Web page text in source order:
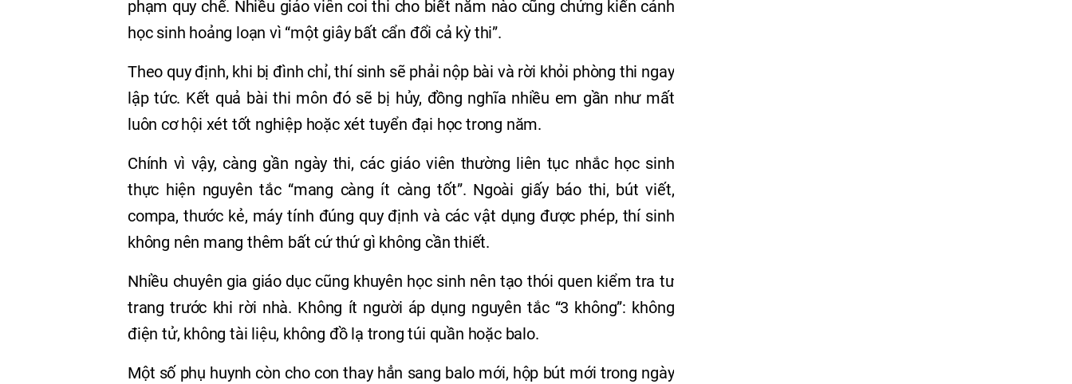
phạm quy chế. Nhiều giáo viên coi thi cho biết năm nào cũng chứng kiến cảnh
học sinh hoảng loạn vì “một giây bất cẩn đổi cả kỳ thi”.
Theo quy định, khi bị đình chỉ, thí sinh sẽ phải nộp bài và rời khỏi phòng thi ngay
lập tức. Kết quả bài thi môn đó sẽ bị hủy, đồng nghĩa nhiều em gần như mất
luôn cơ hội xét tốt nghiệp hoặc xét tuyển đại học trong năm.
Chính vì vậy, càng gần ngày thi, các giáo viên thường liên tục nhắc học sinh
thực hiện nguyên tắc “mang càng ít càng tốt”. Ngoài giấy báo thi, bút viết,
compa, thước kẻ, máy tính đúng quy định và các vật dụng được phép, thí sinh
không nên mang thêm bất cứ thứ gì không cần thiết.
Nhiều chuyên gia giáo dục cũng khuyên học sinh nên tạo thói quen kiểm tra tư
trang trước khi rời nhà. Không ít người áp dụng nguyên tắc “3 không”: không
điện tử, không tài liệu, không đồ lạ trong túi quần hoặc balo.
Một số phụ huynh còn cho con thay hẳn sang balo mới, hộp bút mới trong ngày